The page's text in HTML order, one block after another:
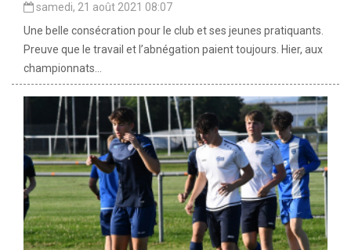
samedi, 21 août 2021 08:07
Une belle consécration pour le club et ses jeunes pratiquants.
Preuve que le travail et l’abnégation paient toujours. Hier, aux
championnats...